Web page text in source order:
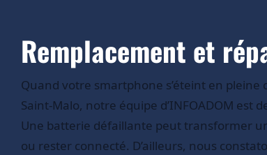
Remplacement et
Quand votre smartphone s’éteint en
Saint-Malo, notre équipe d’INFOADOM
Une batterie défaillante peut transformer
ou rester connecté. D’ailleurs, nous